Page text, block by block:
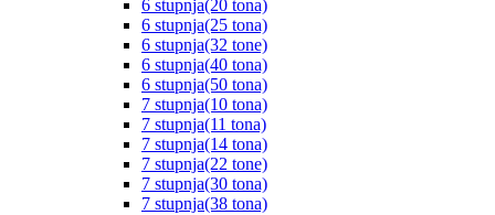
6 stupnja(20 tona)
6 stupnja(25 tona)
6 stupnja(32 tone)
6 stupnja(40 tona)
6 stupnja(50 tona)
7 stupnja(10 tona)
7 stupnja(11 tona)
7 stupnja(14 tona)
7 stupnja(22 tone)
7 stupnja(30 tona)
7 stupnja(38 tona)